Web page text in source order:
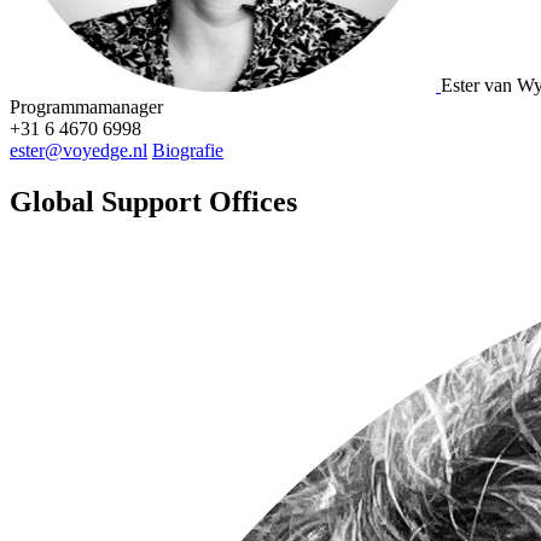
Ester van
Programmamanager
+31 6 4670 6998
ester@voyedge.nl Biografie
Global Support Offices